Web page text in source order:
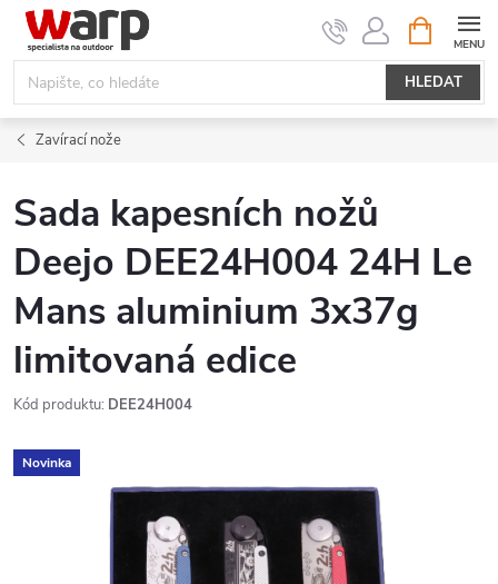
Přejít
obsah
HLEDAT
NÁKUPNÍ
KOŠÍK
Zavírací nože
Sada kapesních nožů
Deejo DEE24H004 24H Le
Mans aluminium 3x37g
limitovaná edice
Kód produktu: DEE24H004
Novinka